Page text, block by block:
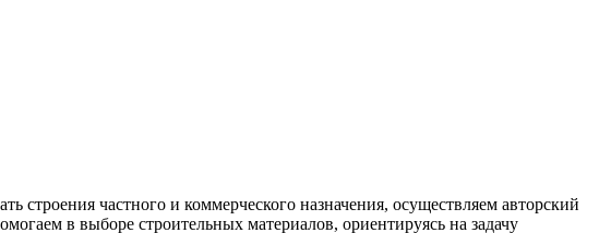
частного и коммерческого назначения, осуществляем авторский
в выборе строительных материалов, ориентируясь на задачу